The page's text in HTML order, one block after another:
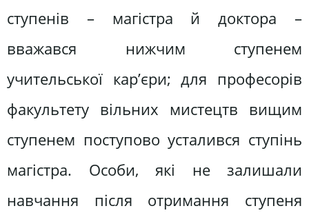
ступенів – магістра й доктора –
вважався нижчим ступенем
учительської кар’єри; для професорів
факультету вільних мистецтв вищим
ступенем поступово усталився ступінь
магістра. Особи, які не залишали
навчання після отримання ступеня